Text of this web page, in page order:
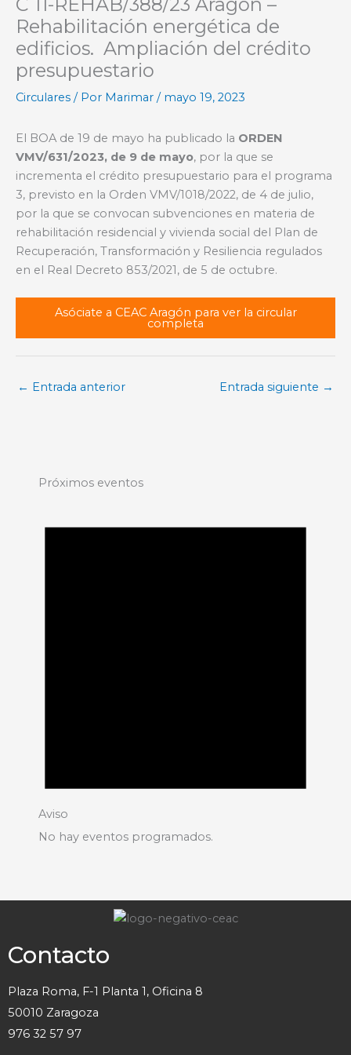
Rehabilitación energética de
edificios. Ampliación del crédito
presupuestario
Circulares / Por Marimar / mayo 19, 2023
El BOA de 19 de mayo ha publicado la ORDEN
VMV/631/2023, de 9 de mayo, por la que se
incrementa el crédito presupuestario para el programa
3, previsto en la Orden VMV/1018/2022, de 4 de julio,
por la que se convocan subvenciones en materia de
rehabilitación residencial y vivienda social del Plan de
Recuperación, Transformación y Resiliencia regulados
en el Real Decreto 853/2021, de 5 de octubre.
Asóciate a CEAC Aragón para ver la circular
completa
← Entrada anterior Entrada siguiente →
Próximos eventos
Aviso
No hay eventos programados.
Contacto
Plaza Roma, F-1 Planta 1, Oficina 8
50010 Zaragoza
976 32 57 97